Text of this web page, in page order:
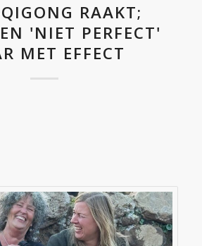
RAAKT;
'NIET PERFECT'
MET EFFECT